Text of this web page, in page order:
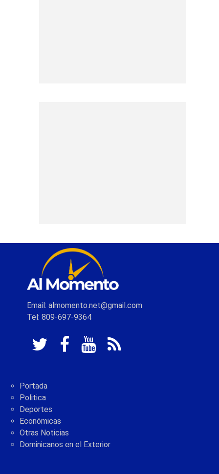
Email: almomento.net@gmail.com
Tel: 809-697-9364
Portada
Politica
Deportes
Económicas
Otras Noticias
Dominicanos en el Exterior